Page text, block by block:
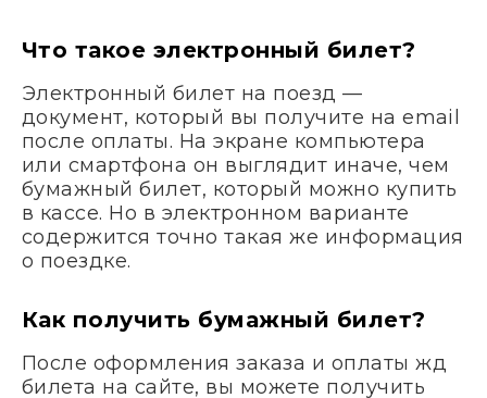
Что такое электронный билет?
Электронный билет на поезд —
документ, который вы получите на email
после оплаты. На экране компьютера
или смартфона он выглядит иначе, чем
бумажный билет, который можно купить
в кассе. Но в электронном варианте
содержится точно такая же информация
о поездке.
Как получить бумажный билет?
После оформления заказа и оплаты жд
билета на сайте, вы можете получить